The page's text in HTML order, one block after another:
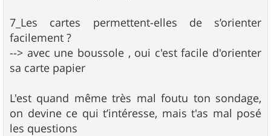
7_Les cartes permettent-elles de s’orienter
facilement ?
--> avec une boussole , oui c'est facile d'orienter
sa carte papier
L'est quand même très mal foutu ton sondage,
on devine ce qui t’intéresse, mais t'as mal posé
les questions